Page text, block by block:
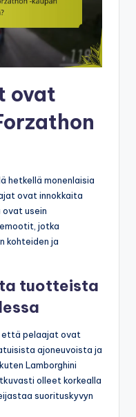
ovat
hetkellä monenlaisia
ovat innokkaita
usein
jotka
kohteiden ja
tuotteista
pelaajat ovat
ajoneuvoista ja
Lamborghini
olleet korkealla
suorituskyvyn